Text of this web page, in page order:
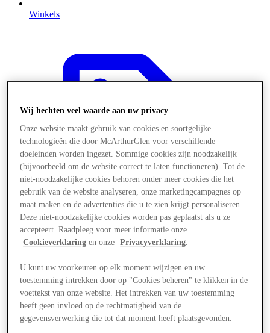
Winkels
Aanbiedingen
Wij hechten veel waarde aan uw privacy
Onze website maakt gebruik van cookies en soortgelijke
technologieën die door McArthurGlen voor verschillende
doeleinden worden ingezet. Sommige cookies zijn noodzakelijk
(bijvoorbeeld om de website correct te laten functioneren). Tot de
niet-noodzakelijke cookies behoren onder meer cookies die het
gebruik van de website analyseren, onze marketingcampagnes op
maat maken en de advertenties die u te zien krijgt personaliseren.
Deze niet-noodzakelijke cookies worden pas geplaatst als u ze
accepteert. Raadpleeg voor meer informatie onze
Cookieverklaring en onze Privacyverklaring
U kunt uw voorkeuren op elk moment wijzigen en uw
toestemming intrekken door op "Cookies beheren" te klikken in de
voettekst van onze website. Het intrekken van uw toestemming
heeft geen invloed op de rechtmatigheid van de
gegevensverwerking die tot dat moment heeft plaatsgevonden.